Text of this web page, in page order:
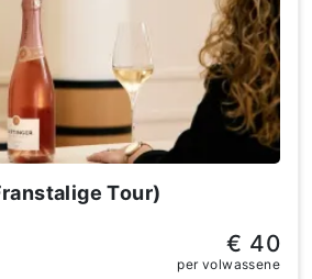
Tour)
€ 40
per volwassene